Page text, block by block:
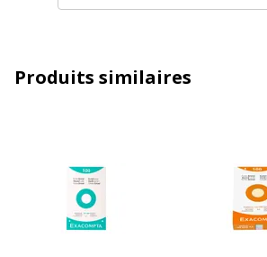
Caractéristiques générales
Caractéristiques générales
Produits similaires